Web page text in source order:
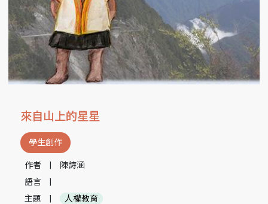
來自山上的星星
學生創作
作者
陳詩涵
語言
主題
人權教育